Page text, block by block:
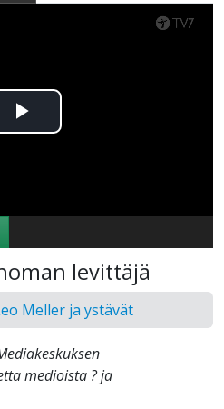
Toista
levittäjä
Meller ja ystävät
medioista ? ja